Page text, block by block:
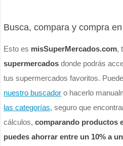
Busca, compara y compra
Esto es misSuperMercados.com,
supermercados donde podrás
tus supermercados favoritos.
nuestro buscador o hacerlo
las categorías, seguro que
cálculos,comparando productos
puedes ahorrar entre un 10% a